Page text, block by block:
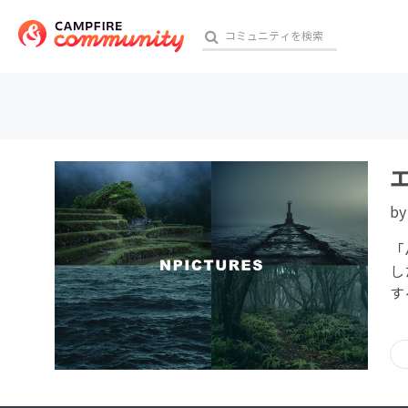
おす
アート・写真
テクノロジー・ガジェット
映像・映画
ビジネス・起業
チャレンジ
by